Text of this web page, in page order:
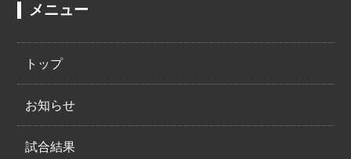
メニュー
トップ
お知らせ
試合結果